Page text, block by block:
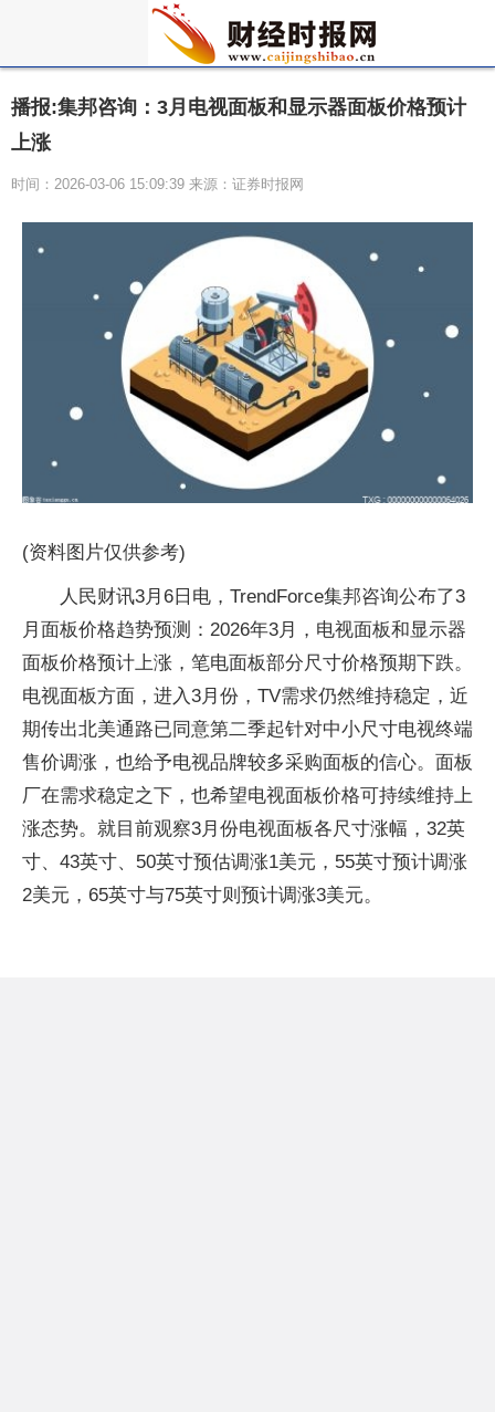
播报:集邦咨询：3月电视面板和显示器面板价格预计
上涨
时间：2026-03-06 15:09:39 来源：证券时报网
(资料图片仅供参考)
人民财讯3月6日电，TrendForce集邦咨询公布了3
月面板价格趋势预测：2026年3月，电视面板和显示器
面板价格预计上涨，笔电面板部分尺寸价格预期下跌。
电视面板方面，进入3月份，TV需求仍然维持稳定，近
期传出北美通路已同意第二季起针对中小尺寸电视终端
售价调涨，也给予电视品牌较多采购面板的信心。面板
厂在需求稳定之下，也希望电视面板价格可持续维持上
涨态势。就目前观察3月份电视面板各尺寸涨幅，32英
寸、43英寸、50英寸预估调涨1美元，55英寸预计调涨
2美元，65英寸与75英寸则预计调涨3美元。